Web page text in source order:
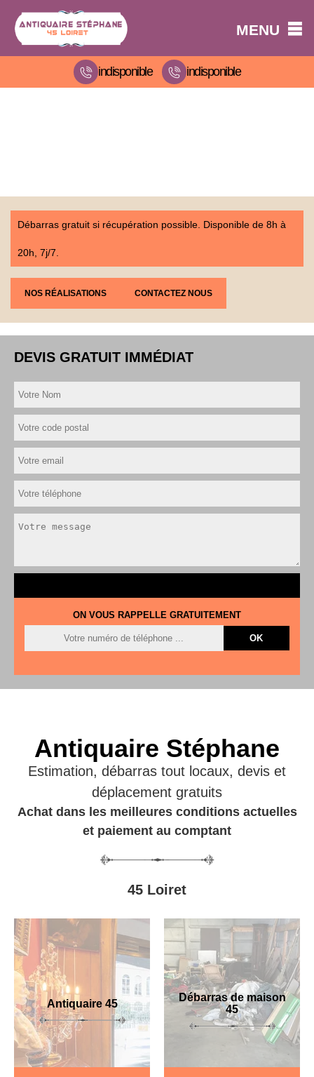
MENU
indisponible indisponible
Débarras gratuit si récupération possible. Disponible de 8h à
20h, 7j/7.
NOS RÉALISATIONS CONTACTEZ NOUS
DEVIS GRATUIT IMMÉDIAT
ON VOUS RAPPELLE GRATUITEMENT
Antiquaire Stéphane
Estimation, débarras tout locaux, devis et
déplacement gratuits
Achat dans les meilleures conditions actuelles
et paiement au comptant
45 Loiret
Antiquaire 45
Débarras de maison
45